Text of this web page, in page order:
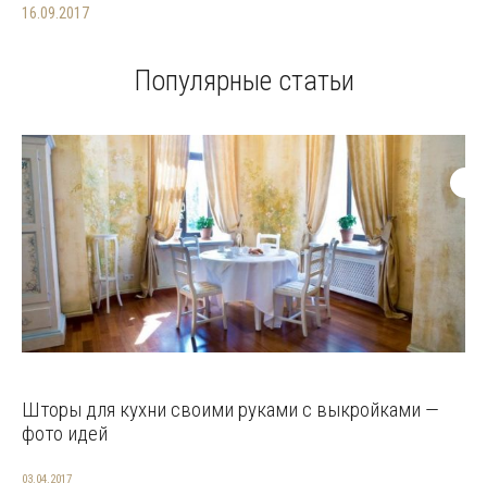
16.09.2017
Популярные статьи
Шторы для кухни своими руками с выкройками —
фото идей
03.04.2017